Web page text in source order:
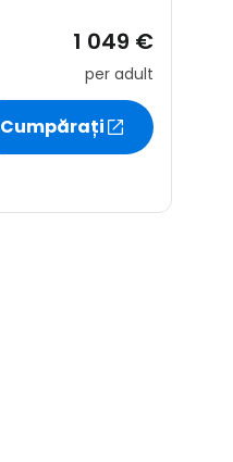
1 049 €
per adult
Cumpărați